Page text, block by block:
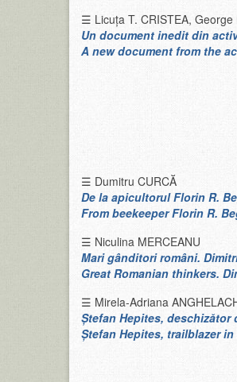
☰ Licuţa T. CRISTEA, George
Un document inedit din
A new document from the
☰ Dumitru CURCĂ
De la apicultorul Florin R.
From beekeeper Florin R.
☰ Niculina MERCEANU
Mari gânditori români.
Great Romanian thinkers.
☰ Mirela‑Adriana
Ștefan Hepites,
Ștefan Hepites, trailblazer